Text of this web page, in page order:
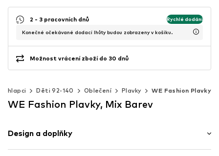
2 - 3 pracovních dnů Rychlé dodání
Konečné očekávané dodací lhůty budou zobrazeny v košíku.
Možnost vrácení zboží do 30 dnů
Chlapci Děti 92-140 Oblečení Plavky WE Fashion Plavky
WE Fashion Plavky, Mix Barev
Design a doplňky